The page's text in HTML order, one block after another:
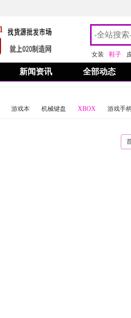
女装 鞋子
新闻资讯 全部动态
游戏本 机械键盘 XBOX 游戏手